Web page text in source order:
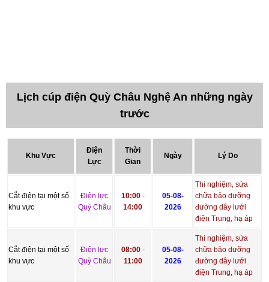
Lịch cúp điện Quỳ Châu Nghệ An những ngày
trước
Khu Vực
Điện
Lực
Thời
Gian
Ngày Lý Do
Cắt điện tại một số
khu vực
Điện lực
Quỳ Châu
10:00-
14:00
05-08-
2026
Thí nghiệm, sửa
chữa bảo dưỡng
đường dây lưới
điện Trung, hạ áp
Cắt điện tại một số
khu vực
Điện lực
Quỳ Châu
08:00-
11:00
05-08-
2026
Thí nghiệm, sửa
chữa bảo dưỡng
đường dây lưới
điện Trung, hạ áp